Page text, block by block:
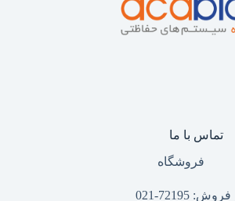
تماس با ما
فروشگاه
72195-021